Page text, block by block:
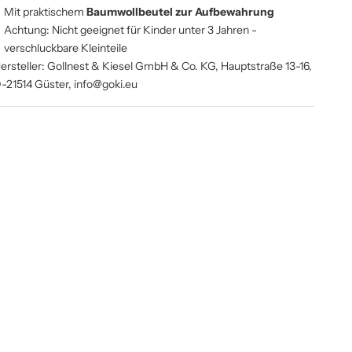
Mit praktischemBaumwollbeutel zur Aufbewahrung
Achtung: Nicht geeignet für Kinder unter 3 Jahren -
verschluckbare Kleinteile
Gollnest & Kiesel GmbH & Co. KG, Hauptstraße 13-16,
21514 Güster, info@goki.eu